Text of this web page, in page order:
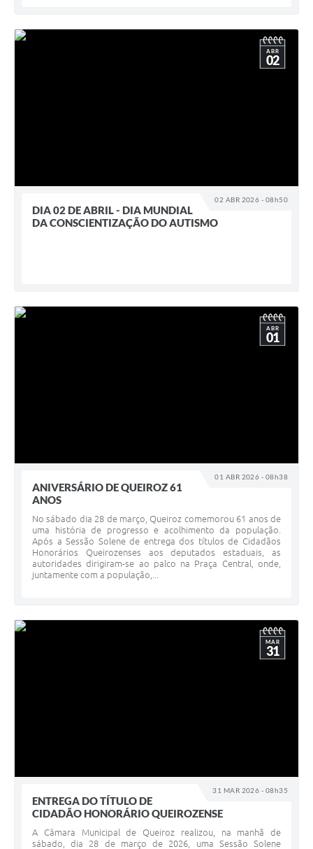
02 ABR 2026 - 08h50
ABR
02
DIA 02 DE ABRIL - DIA MUNDIAL
DA CONSCIENTIZAÇÃO DO AUTISMO
01 ABR 2026 - 08h38
ABR
01
ANIVERSÁRIO DE QUEIROZ 61
ANOS
No sábado dia 28 de março, Queiroz comemorou 61 anos de
uma história de progresso e acolhimento da população.
Após a Sessão Solene de entrega dos títulos de Cidadãos
Honorários Queirozenses aos deputados estaduais, as
autoridades dirigiram-se ao palco na Praça Central, onde,
juntamente com a população,...
31 MAR 2026 - 08h35
MAR
31
ENTREGA DO TÍTULO DE
CIDADÃO HONORÁRIO QUEIROZENSE
A Câmara Municipal de Queiroz realizou, na manhã de
sábado, dia 28 de março de 2026, uma Sessão Solene